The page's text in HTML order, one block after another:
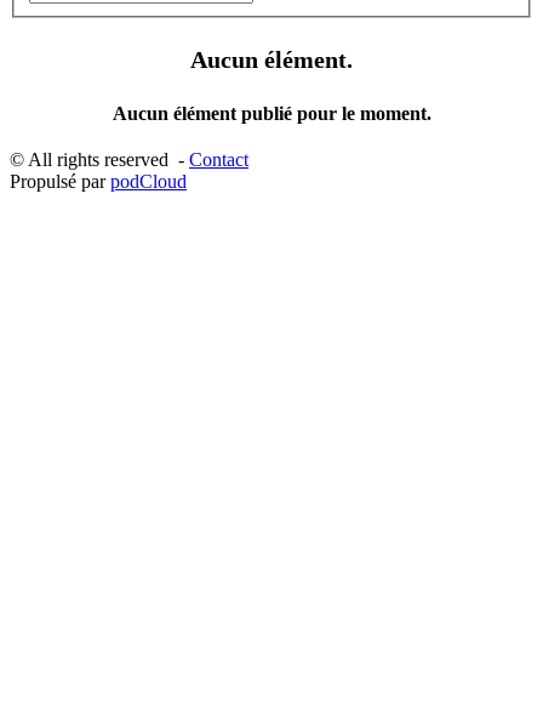
Aucun élément.
Aucun élément publié pour le moment.
© All rights reserved - Contact
Propulsé parpodCloud